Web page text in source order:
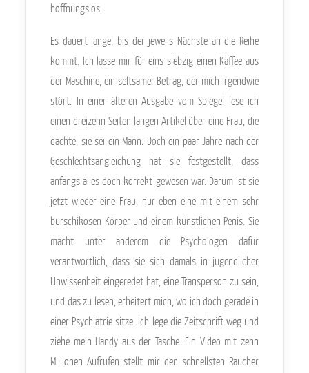
hoffnungslos.
Es dauert lange, bis der jeweils Nächste an die Reihe
kommt. Ich lasse mir für eins siebzig einen Kaffee aus
der Maschine, ein seltsamer Betrag, der mich irgendwie
stört. In einer älteren Ausgabe vom Spiegel lese ich
einen dreizehn Seiten langen Artikel über eine Frau, die
dachte, sie sei ein Mann. Doch ein paar Jahre nach der
Geschlechtsangleichung hat sie festgestellt, dass
anfangs alles doch korrekt gewesen war. Darum ist sie
jetzt wieder eine Frau, nur eben eine mit einem sehr
burschikosen Körper und einem künstlichen Penis. Sie
macht unter anderem die Psychologen dafür
verantwortlich, dass sie sich damals in jugendlicher
Unwissenheit eingeredet hat, eine Transperson zu sein,
und das zu lesen, erheitert mich, wo ich doch gerade in
einer Psychiatrie sitze. Ich lege die Zeitschrift weg und
ziehe mein Handy aus der Tasche. Ein Video mit zehn
Millionen Aufrufen stellt mir den schnellsten Raucher